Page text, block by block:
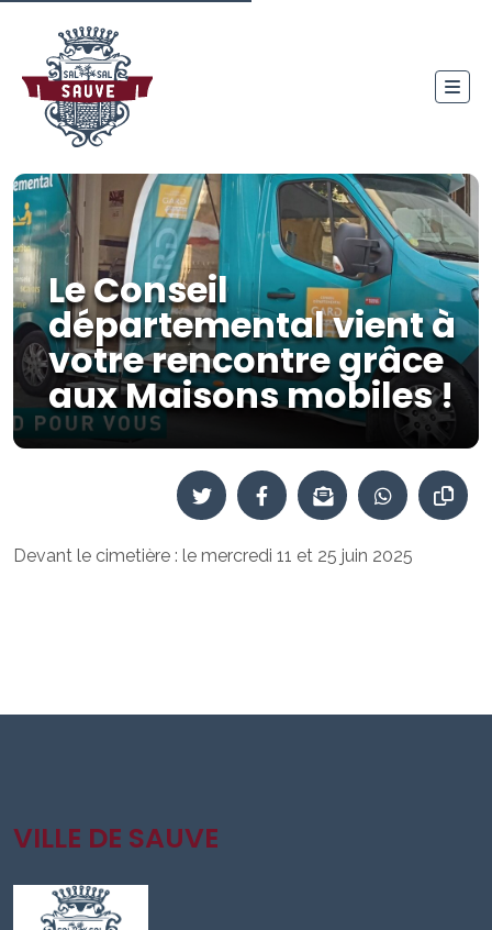
Le Conseil
départemental vient à
votre rencontre grâce
aux Maisons mobiles !
Devant le cimetière : le mercredi 11 et 25 juin 2025
VILLE DE SAUVE